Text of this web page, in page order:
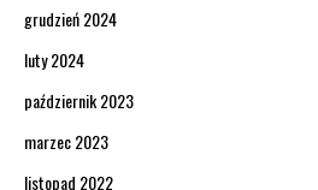
grudzień 2024
luty 2024
październik 2023
marzec 2023
listopad 2022